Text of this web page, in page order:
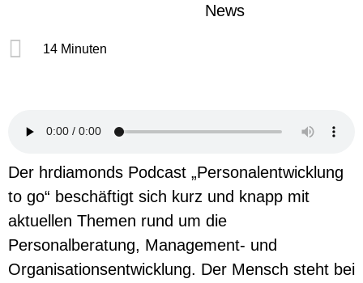
News
14 Minuten
Der hrdiamonds Podcast „Personalentwicklung
to go“ beschäftigt sich kurz und knapp mit
aktuellen Themen rund um die
Personalberatung, Management- und
Organisationsentwicklung. Der Mensch steht bei